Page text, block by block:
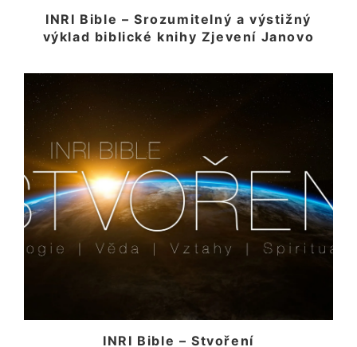
INRI Bible – Srozumitelný a výstižný
výklad biblické knihy Zjevení Janovo
INRI Bible – Stvoření